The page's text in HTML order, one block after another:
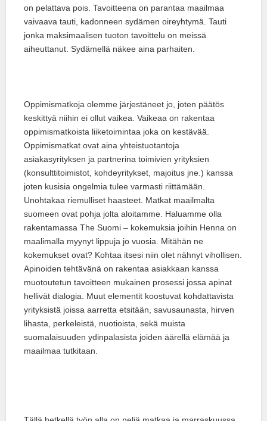
on pelattava pois. Tavoitteena on parantaa maailmaa
vaivaava tauti, kadonneen sydämen oireyhtymä. Tauti
jonka maksimaalisen tuoton tavoittelu on meissä
aiheuttanut. Sydämellä näkee aina parhaiten.
Oppimismatkoja olemme järjestäneet jo, joten päätös
keskittyä niihin ei ollut vaikea. Vaikeaa on rakentaa
oppimismatkoista liiketoimintaa joka on kestävää.
Oppimismatkat ovat aina yhteistuotantoja
asiakasyrityksen ja partnerina toimivien yrityksien
(konsulttitoimistot, kohdeyritykset, majoitus jne.) kanssa
joten kusisia ongelmia tulee varmasti riittämään.
Unohtakaa riemulliset haasteet. Matkat maailmalta
suomeen ovat pohja jolta aloitamme. Haluamme olla
rakentamassa The Suomi – kokemuksia joihin Henna on
maalimalla myynyt lippuja jo vuosia. Mitähän ne
kokemukset ovat? Kohtaa itsesi niin olet nähnyt vihollisen.
Apinoiden tehtävänä on rakentaa asiakkaan kanssa
muotoutetun tavoitteen mukainen prosessi jossa apinat
hellivät dialogia. Muut elementit koostuvat kohdattavista
yrityksistä joissa aarretta etsitään, savusaunasta, hirven
lihasta, perkeleistä, nuotioista, sekä muista
suomalaisuuden ydinpalasista joiden äärellä elämää ja
maailmaa tutkitaan.